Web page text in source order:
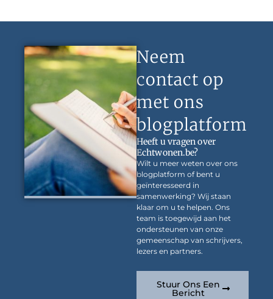
Neem
contact op
met ons
blogplatform
Heeft u vragen over
Echtwonen.be?
Wilt u meer weten over ons
blogplatform of bent u
geïnteresseerd in
samenwerking? Wij staan
klaar om u te helpen. Ons
team is toegewijd aan het
ondersteunen van onze
gemeenschap van schrijvers,
lezers en partners.
Stuur Ons Een
Bericht